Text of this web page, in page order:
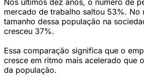
Nos últimos dez anos, o número de
mercado de trabalho saltou 53%. No
tamanho dessa população na
cresceu 37%.
Essa comparação significa que o
cresce em ritmo mais acelerado que
da população.